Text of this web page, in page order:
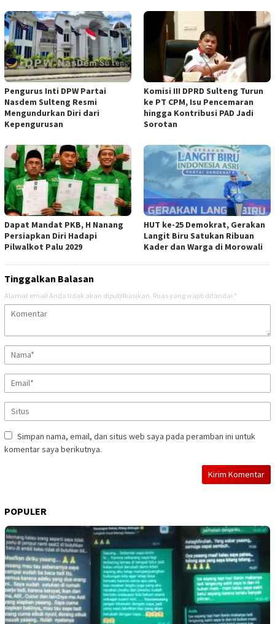
Pengurus Inti DPW Partai
Nasdem Sulteng Resmi
Mengundurkan Diri dari
Kepengurusan
Komisi III DPRD Sulteng Turun
ke PT CPM, Isu Pencemaran
hingga Kontribusi PAD Jadi
Sorotan
Dapat Mandat PKB, H Nanang
Persiapkan Diri Hadapi
Pilwalkot Palu 2029
HUT ke-25 Demokrat, Gerakan
Langit Biru Satukan Ribuan
Kader dan Warga di Morowali
Tinggalkan Balasan
Alamat email Anda tidak akan dipublikasikan. Ruas yang wajib ditandai *
Simpan nama, email, dan situs web saya pada peramban ini untuk
komentar saya berikutnya.
POPULER